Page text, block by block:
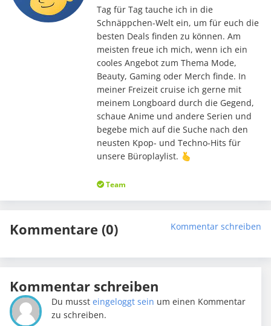
Tag für Tag tauche ich in die
Schnäppchen-Welt ein, um für euch die
besten Deals finden zu können. Am
meisten freue ich mich, wenn ich ein
cooles Angebot zum Thema Mode,
Beauty, Gaming oder Merch finde. In
meiner Freizeit cruise ich gerne mit
meinem Longboard durch die Gegend,
schaue Anime und andere Serien und
begebe mich auf die Suche nach den
neusten Kpop- und Techno-Hits für
unsere Büroplaylist. 🫰
Team
Kommentare (0) Kommentar schreiben
Kommentar schreiben
Du mussteingeloggt sein um einen Kommentar
zu schreiben.